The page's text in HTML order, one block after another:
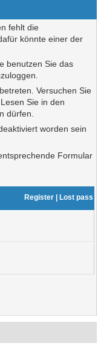
fehlt die
könnte einer der
benutzen Sie das
Versuchen Sie
Sie in den
dürfen.
worden sein
Formular
Register| Lost pass